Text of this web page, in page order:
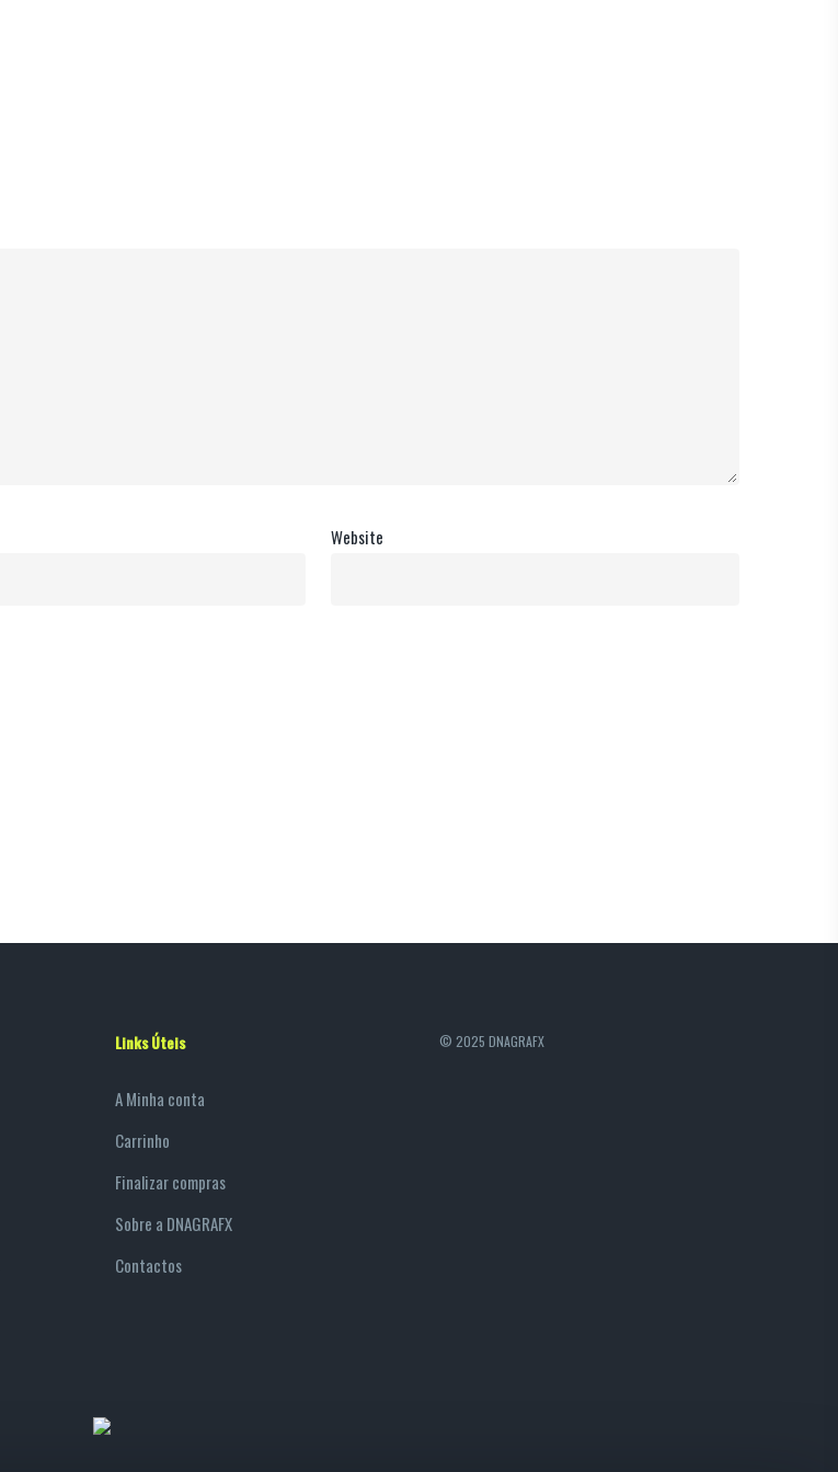
Website
Links Úteis
A Minha conta
Carrinho
Finalizar compras
Sobre a DNAGRAFX
Contactos
© 2025 DNAGRAFX